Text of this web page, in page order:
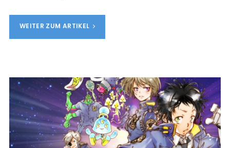
WEITER ZUM ARTIKEL